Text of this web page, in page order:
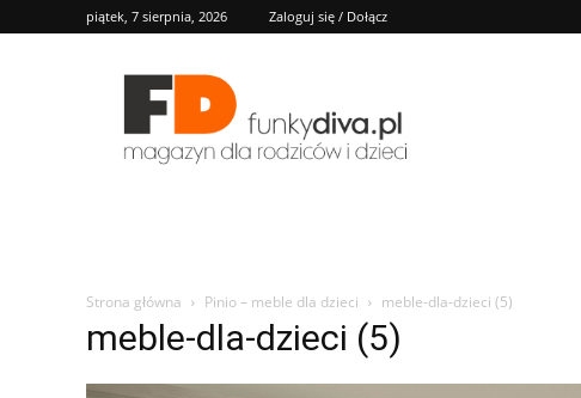
piątek, 7 sierpnia, 2026 Zaloguj się / Dołącz
FD
Strona główna Pinio – meble dla dzieci meble-dla-dzieci (5)
meble-dla-dzieci (5)